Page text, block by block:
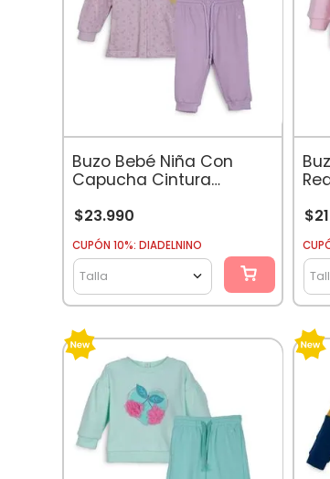
Buzo Bebé Niña Con
Capucha Cintura
$23.990
CUPÓN 10%: DIADELNINO
Talla
$21